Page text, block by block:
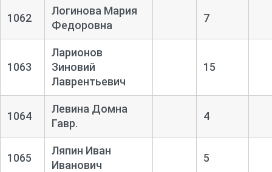
1062
Логинова Мария
Федоровна
7
1063
Ларионов
Зиновий
Лаврентьевич
15
1064
Левина Домна
Гавр.
4
1065
Ляпин Иван
Иванович
5